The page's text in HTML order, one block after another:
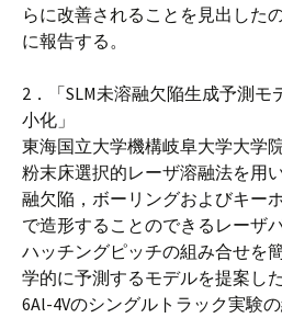
らに改善されることを見出した
に報告する。
2．「SLM未溶融欠陥生成予測
小化」
東海国立大学機構岐阜大学大
粉末床選択的レーザ溶融法を用
融欠陥，ボーリングおよびキー
で造形することのできるレーザ
ハッチングピッチの組み合せを
学的に予測するモデルを提案し
6Al-4Vのシングルトラック実験